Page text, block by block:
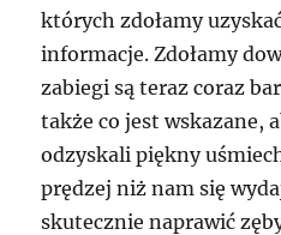
których zdołamy
informacje. Zdołamy
zabiegi są teraz coraz
także co jest wskazane,
odzyskali piękny
prędzej niż nam się
skutecznie naprawić